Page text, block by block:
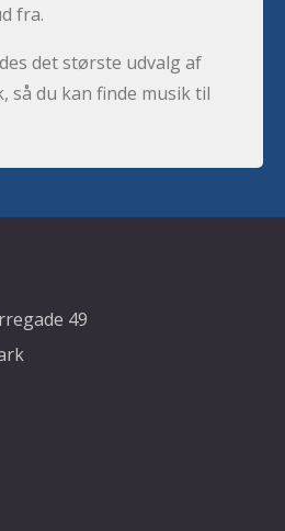
fra.
det største udvalg af
så du kan finde musik til
49